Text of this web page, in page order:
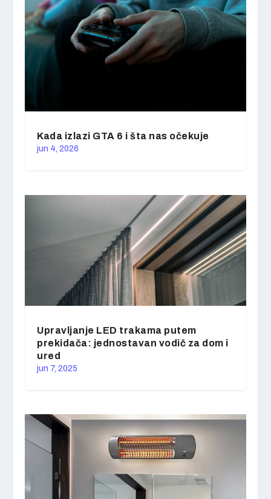
Kada izlazi GTA 6 i šta nas očekuje
jun 4, 2026
Upravljanje LED trakama putem
prekidača: jednostavan vodič za dom i
ured
jun 7, 2025